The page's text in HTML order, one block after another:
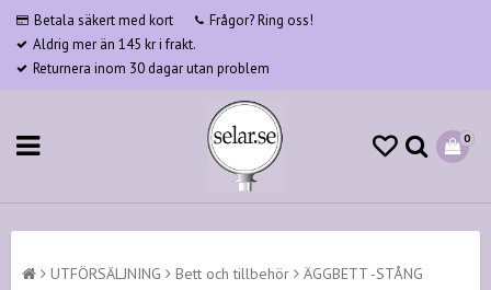
Betala säkert med kort
Frågor? Ring oss!
Aldrig mer än 145 kr i frakt.
Returnera inom 30 dagar utan problem
0
UTFÖRSÄLJNING Bett och tillbehör ÄGGBETT -STÅNG